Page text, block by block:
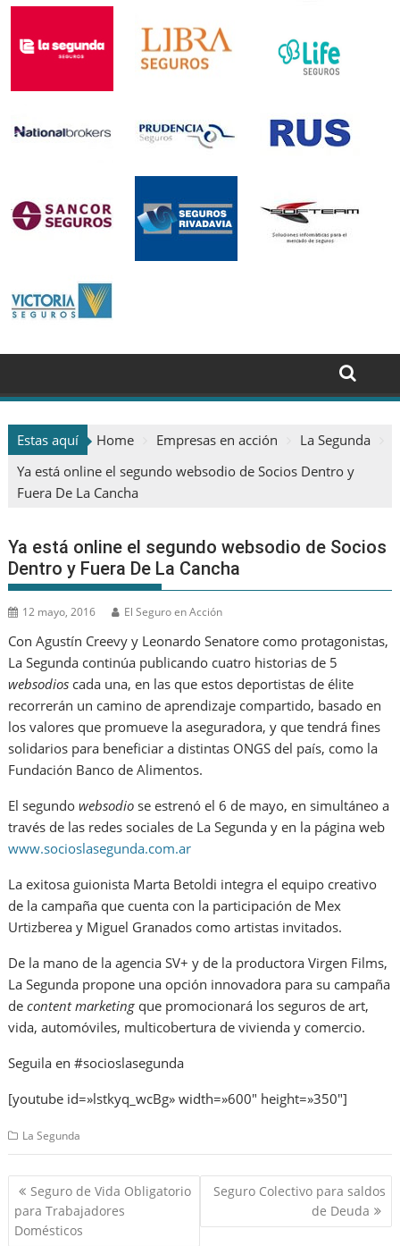
Estas aquí Home Empresas en acción
La Segunda
Ya está online el segundo websodio de Socios Dentro y
Fuera De La Cancha
Ya está online el segundo websodio de Socios
Dentro y Fuera De La Cancha
12 mayo, 2016 El Seguro en Acción
Con Agustín Creevy y Leonardo Senatore como protagonistas,
La Segunda continúa publicando cuatro historias de 5
websodios cada una, en las que estos deportistas de élite
recorrerán un camino de aprendizaje compartido, basado en
los valores que promueve la aseguradora, y que tendrá fines
solidarios para beneficiar a distintas ONGS del país, como la
Fundación Banco de Alimentos.
El segundowebsodiose estrenó el 6 de mayo, en simultáneo a
través de las redes sociales de La Segunda y en la página web
www.socioslasegunda.com.ar
La exitosa guionista Marta Betoldi integra el equipo creativo
de la campaña que cuenta con la participación de Mex
Urtizberea y Miguel Granados como artistas invitados.
De la mano de la agencia SV+ y de la productora Virgen Films,
La Segunda propone una opción innovadora para su campaña
decontent marketing que promocionará los seguros de art,
vida, automóviles, multicobertura de vivienda y comercio.
Seguila en #socioslasegunda
[youtube id=»lstkyq_wcBg» width=»600″ height=»350″]
La Segunda
Navegación
de
entradas
Seguro de Vida Obligatorio
para Trabajadores
Domésticos
Seguro Colectivo para saldos
de Deuda